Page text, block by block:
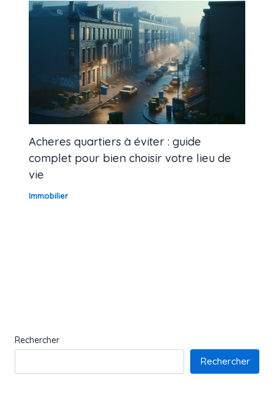
Acheres quartiers à éviter : guide
complet pour bien choisir votre lieu de
vie
Immobilier
Rechercher
Rechercher